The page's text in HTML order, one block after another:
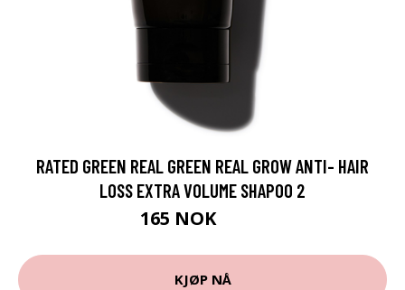
RATED GREEN REAL GREEN REAL GROW ANTI- HAIR
LOSS EXTRA VOLUME SHAPOO 2
165 NOK
KJØP NÅ